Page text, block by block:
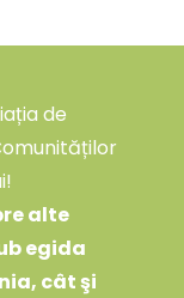
de
alte
egida
cât şi